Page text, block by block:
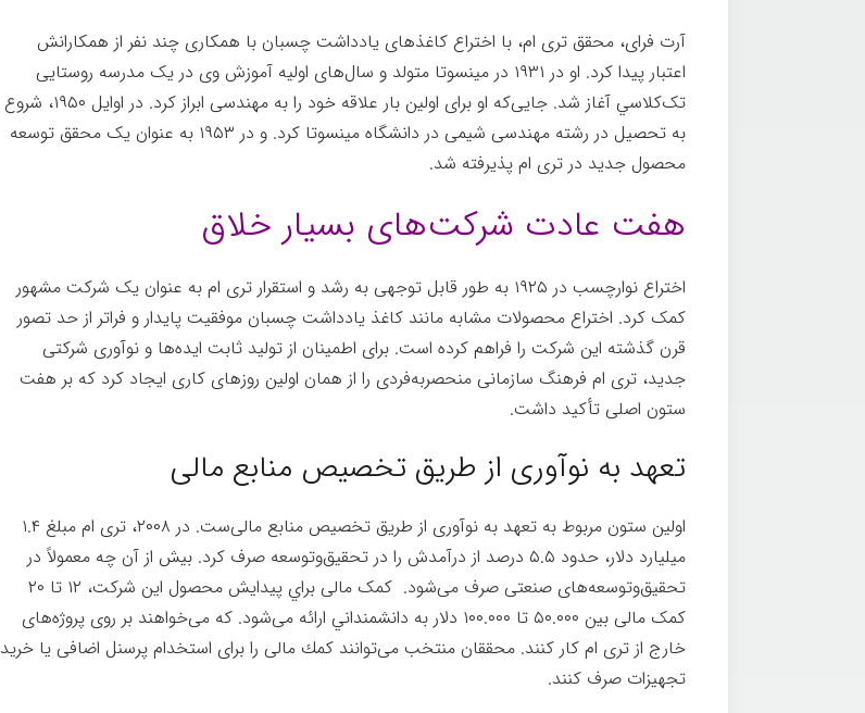
آرت فرای، محقق تری ام، با اختراع کاغذهای یادداشت چسبان با همکاری چند نفر از همكارانش
اعتبار پیدا کرد. او در ۱۹۳۱ در مینسوتا
متولد و سال‌های اولیه آموزش وی در یک مدرسه روستایی
تک‌کلاسي آغاز شد. جایی‌که او برای اولین بار علاقه خود را به مهندسی ابراز كرد. در اوایل ۱۹۵۰، شروع
به تحصیل در رشته مهندسی شیمی در دانشگاه مینسوتا کرد. و در ۱۹۵۳ به عنوان یک محقق توسعه
محصول جدید در تری ام پذیرفته شد.
هفت عادت شرکت‌های بسیار خلاق
اختراع نوارچسب در ۱۹۲۵ به طور قابل توجهی به رشد و استقرار تری ام به عنوان یک شرکت مشهور
کمک کرد. اختراع محصولات مشابه مانند کاغذ یادداشت چسبان موفقیت پایدار و فراتر از حد تصور
قرن گذشته این شرکت را فراهم کرده است. برای اطمینان از توليد ثابت ایده‌ها و نوآوری شرکتی
جدید، تری ام فرهنگ سازمانی منحصربه‌فردی را از همان اولين روز‌های کاری ايجاد كرد که بر هفت
ستون اصلی تأکيد داشت.
تعهد به نوآوری از طریق تخصیص منابع مالی
اولین ستون مربوط به تعهد به نوآوری از طریق تخصیص منابع مالی‌ست. در ۲۰۰۸، تری ام مبلغ ۱.۴
میلیارد دلار، حدود ۵.۵ درصد از درآمدش را در تحقیق‌وتوسعه صرف کرد. بیش از آن چه معمولاً در
تحقیق‌وتوسعه‌های صنعتی صرف می‌شود. کمک مالی براي پيدايش محصول
اين شرکت، ۱۲ تا ۲۰
کمک مالی بین ۵۰.۰۰۰ تا ۱۰۰.۰۰۰ دلار به دانشمنداني ارائه می‌شود. که می‌خواهند بر روی پروژه‌های
خارج از تری ام کار کنند. محققان منتخب می‌توانند كمك مالی را برای استخدام پرسنل اضافی یا خرید
تجهیزات صرف کنند.